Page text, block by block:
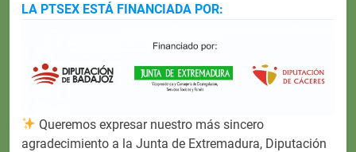
LA PTSEX ESTÁ FINANCIADA POR:
Queremos expresar nuestro más sincero
agradecimiento a la Junta de Extremadura, Diputación